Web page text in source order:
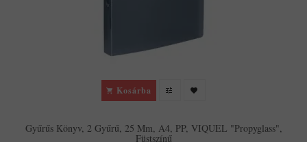
Kosárba
Gyűrűs Könyv, 2 Gyűrű, 25 Mm, A4, PP, VIQUEL "Propyglass",
Füstszínű